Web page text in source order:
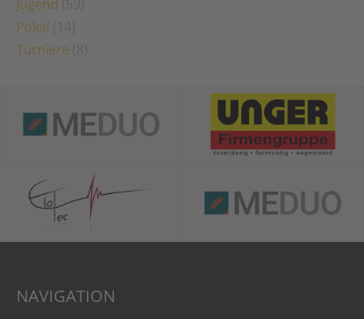
Jugend
Pokal
Turniere
NAVIGATION